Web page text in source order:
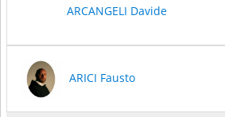
ARCANGELI Davide
ARICI Fausto